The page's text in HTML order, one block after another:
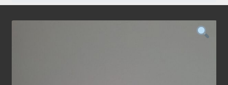
Handmade